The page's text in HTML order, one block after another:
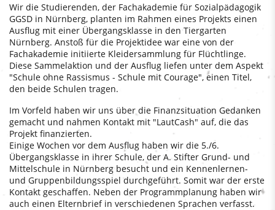
Wir die Studierenden, der Fachakademie für Sozialpädagogik
GGSD in Nürnberg, planten im Rahmen eines Projekts einen
Ausflug mit einer Übergangsklasse in den Tiergarten
Nürnberg. Anstoß für die Projektidee war eine von der
Fachakademie initiierte Kleidersammlung für Flüchtlinge.
Diese Sammelaktion und der Ausflug liefen unter dem Aspekt
"Schule ohne Rassismus - Schule mit Courage", einen Titel,
den beide Schulen tragen.
Im Vorfeld haben wir uns über die Finanzsituation Gedanken
gemacht und nahmen Kontakt mit "LautCash" auf, die das
Projekt finanzierten.
Einige Wochen vor dem Ausflug haben wir die 5./6.
Übergangsklasse in ihrer Schule, der A. Stifter Grund- und
Mittelschule in Nürnberg besucht und ein Kennenlernen-
und Gruppenbildungsspiel durchgeführt. Somit war der erste
Kontakt geschaffen. Neben der Programmplanung haben wir
auch einen Elternbrief in verschiedenen Sprachen verfasst.